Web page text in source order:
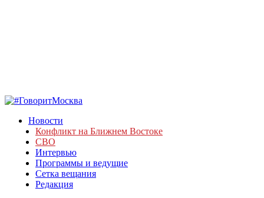
Новости
Конфликт на Ближнем Востоке
СВО
Интервью
Программы и ведущие
Сетка вещания
Редакция